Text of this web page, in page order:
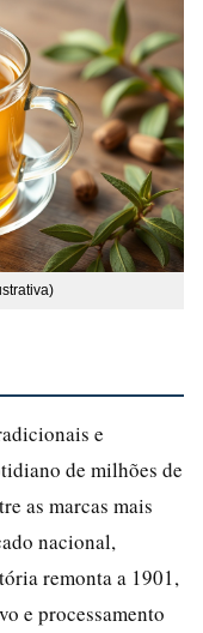
e
de milhões de
as marcas mais
nacional,
remonta a 1901,
e processamento